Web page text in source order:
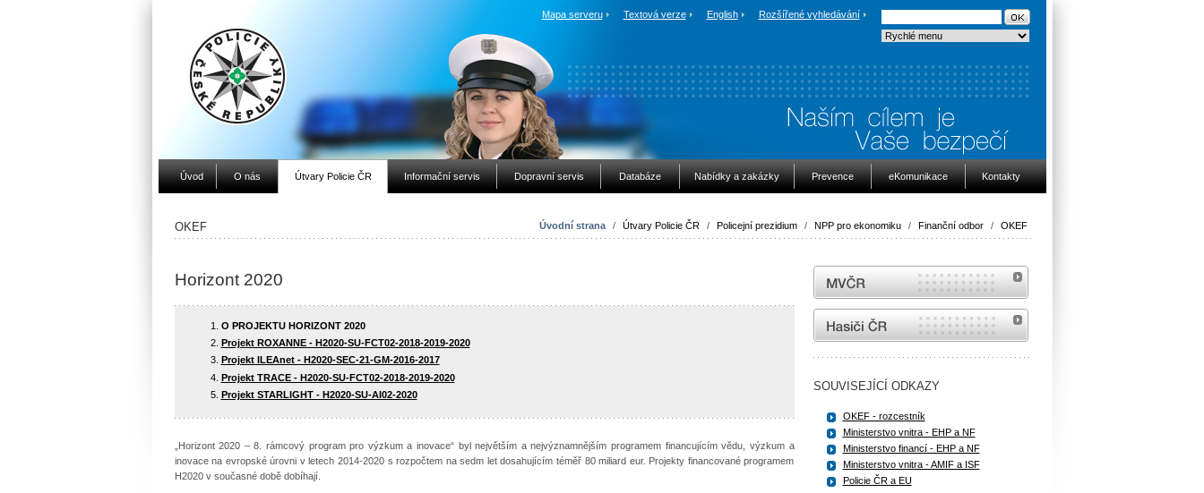
Mapa serveru Textová verze English Rozšířené vyhledávání
Úvod O nás Útvary Policie ČR Informační servis Dopravní servis Databáze Nabídky a zakázky Prevence eKomunikace Kontakty
Úvodní strana / Útvary Policie ČR / Policejní prezidium / NPP pro ekonomiku / Finanční odbor / OKEF
OKEF
Horizont 2020
O PROJEKTU HORIZONT 2020
Projekt ROXANNE - H2020-SU-FCT02-2018-2019-2020
Projekt ILEAnet - H2020-SEC-21-GM-2016-2017
Projekt TRACE - H2020-SU-FCT02-2018-2019-2020
Projekt STARLIGHT - H2020-SU-AI02-2020
„Horizont 2020 – 8. rámcový program pro výzkum a inovace“ byl největším a nejvýznamnějším programem financujícím vědu, výzkum a
inovace na evropské úrovni v letech 2014-2020 s rozpočtem na sedm let dosahujícím téměř 80 miliard eur. Projekty financované programem
H2020 v současné době dobíhají.
MVČR
internetové stránky Hasiči ČR
SOUVISEJÍCÍ ODKAZY
OKEF - rozcestník
Ministerstvo vnitra - EHP a NF
Ministerstvo financí - EHP a NF
Ministerstvo vnitra - AMIF a ISF
Policie ČR a EU